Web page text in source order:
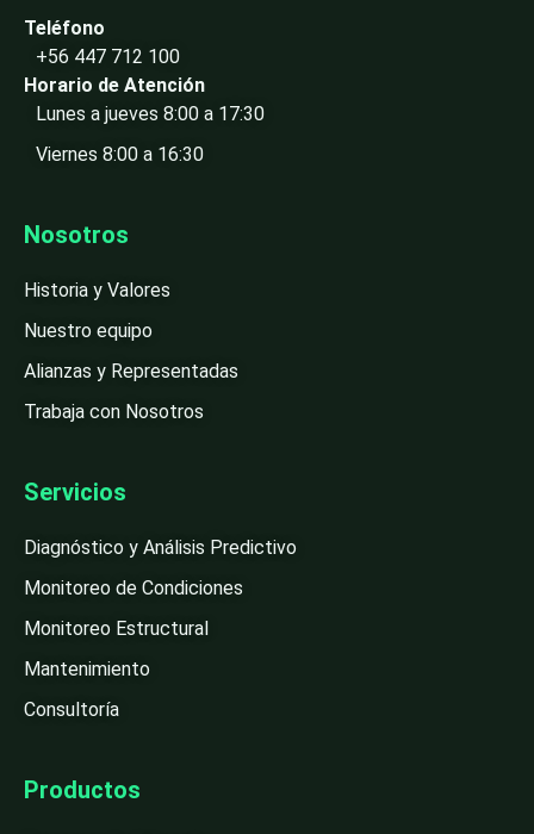
Teléfono
+56 447 712 100
Horario de Atención
Lunes a jueves 8:00 a 17:30
Viernes 8:00 a 16:30
Nosotros
Historia y Valores
Nuestro equipo
Alianzas y Representadas
Trabaja con Nosotros
Servicios
Diagnóstico y Análisis Predictivo
Monitoreo de Condiciones
Monitoreo Estructural
Mantenimiento
Consultoría
Productos